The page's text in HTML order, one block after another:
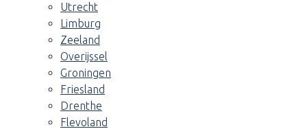
Utrecht
Limburg
Zeeland
Overijssel
Groningen
Friesland
Drenthe
Flevoland